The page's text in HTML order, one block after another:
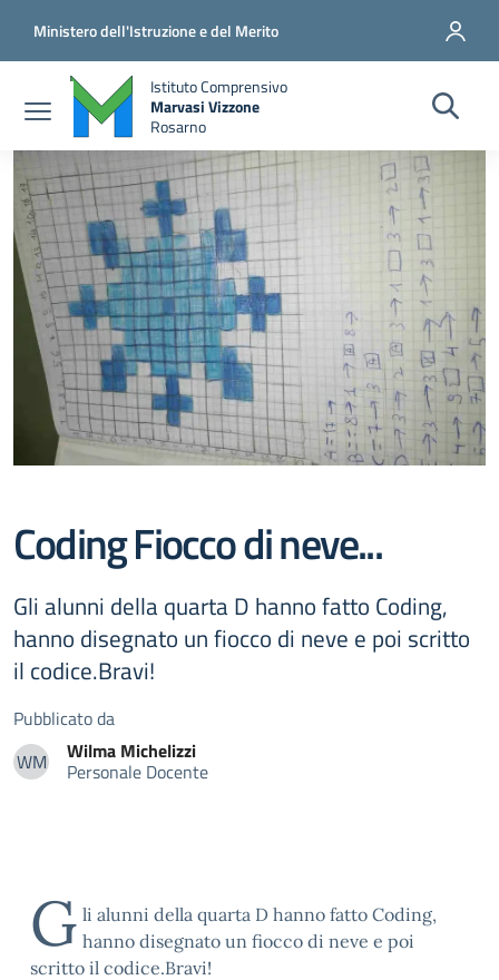
Ministero dell'Istruzione e del Merito
Istituto Comprensivo
Marvasi Vizzone
Rosarno
Coding Fiocco di neve...
Gli alunni della quarta D hanno fatto Coding,
hanno disegnato un fiocco di neve e poi scritto
il codice.Bravi!
Pubblicato da
WMWilma Michelizzi
Wilma Michelizzi
Personale Docente
G li alunni della quarta D hanno fatto Coding,
hanno disegnato un fiocco di neve e poi
scritto il codice.Bravi!